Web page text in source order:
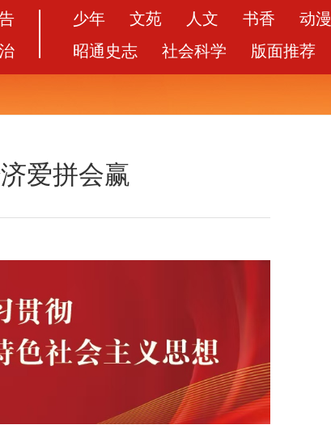
少年 文苑 人文 书香
动漫
昭通史志
社会科学 版面推荐
爱拼会赢